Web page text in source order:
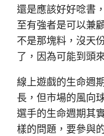
還是應該好好唸書
至有強者是可以兼
不是那塊料，沒天
了，因為可能到頭
線上遊戲的生命週
長，但市場的風向
選手的生命週期其
樣的問題，要參與